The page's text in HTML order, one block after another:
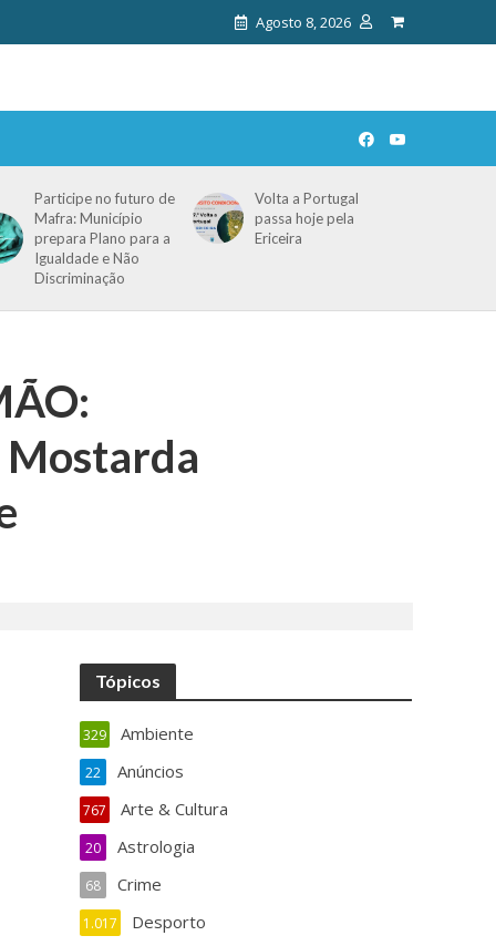
Agosto 8, 2026
Participe no futuro de
Mafra: Município
prepara Plano para a
Igualdade e Não
Discriminação
Volta a Portugal
passa hoje pela
Ericeira
Mostarda
Tópicos
Ambiente
329
Anúncios
22
Arte & Cultura
767
Astrologia
20
Crime
68
Desporto
1.017